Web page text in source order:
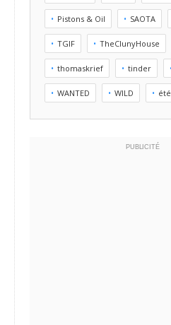
Pistons & Oil SAOTA
TGIF TheClunyHouse
thomaskrief tinder
WANTED WILD été
PUBLICITÉ